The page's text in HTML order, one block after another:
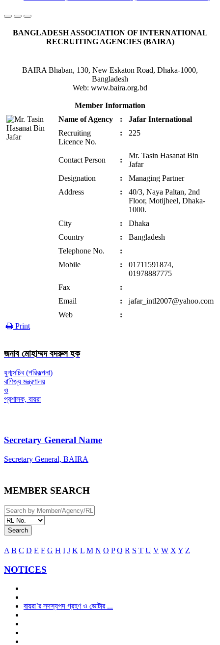
BANGLADESH ASSOCIATION OF INTERNATIONAL
RECRUITING AGENCIES (BAIRA)
BAIRA Bhaban, 130, New Eskaton Road, Dhaka-1000,
Bangladesh
Web: www.baira.org.bd
Member Information
Name of Agency
:
Jafar International
Recruiting
Licence No.
: 225
Contact Person :
Mr. Tasin Hasanat Bin
Jafar
Designation
:
Managing Partner
Address
:
40/3, Naya Paltan, 2nd
Floor, Motijheel, Dhaka-
1000.
City
:
Dhaka
Country
:
Bangladesh
Telephone No.
:
Mobile
:
01711591874,
01978887775
Fax
:
Email
:
jafar_intl2007@yahoo.com
Web
:
Print
জনাব মোহাম্মদ বদরুল হক
যুগ্মসচিব (পরিকল্পনা)
বাণিজ্য মন্ত্রণালয়
ও
প্রশাসক, বায়রা
Secretary General Name
Secretary General, BAIRA
MEMBER SEARCH
Search
A B C D E F G H I J K L M N O P Q R S T U V W X Y Z
NOTICES
বায়রা’র সদস্যপদ গ্রহণ ও ভোটার ...